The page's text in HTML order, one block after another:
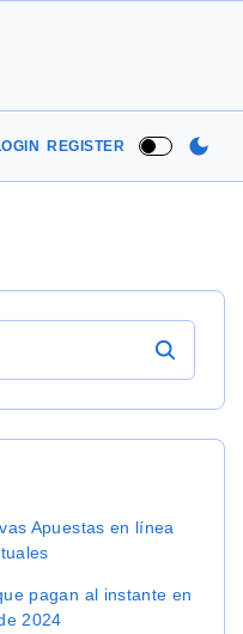
REGISTER
r
c
Apuestas en línea
pagan al instante en
2024